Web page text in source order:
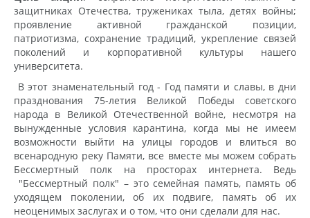
защитниках Отечества, тружениках тыла, детях войны;
проявление активной гражданской позиции,
патриотизма, сохранение традиций, укрепление связей
поколений и корпоративной культуры нашего
университета.
В этот знаменательный год - Год памяти и славы, в дни
празднования 75-летия Великой Победы советского
народа в Великой Отечественной войне, несмотря на
вынужденные условия карантина, когда мы не имеем
возможности выйти на улицы городов и влиться во
всенародную реку Памяти, все вместе мы можем собрать
Бессмертный полк на просторах интернета. Ведь
"Бессмертный полк" – это семейная память, память об
уходящем поколении, об их подвиге, память об их
неоценимых заслугах и о том, что они сделали для нас.